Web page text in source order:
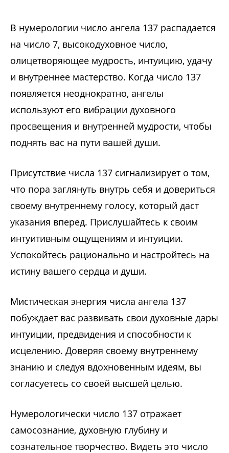
В нумерологии число ангела 137 распадается
на число 7, высокодуховное число,
олицетворяющее мудрость, интуицию, удачу
и внутреннее мастерство. Когда число 137
появляется неоднократно, ангелы
используют его вибрации духовного
просвещения и внутренней мудрости, чтобы
поднять вас на пути вашей души.
Присутствие числа 137 сигнализирует о том,
что пора заглянуть внутрь себя и довериться
своему внутреннему голосу, который даст
указания вперед. Прислушайтесь к своим
интуитивным ощущениям и интуиции.
Успокойтесь рационально и настройтесь на
истину вашего сердца и души.
Мистическая энергия числа ангела 137
побуждает вас развивать свои духовные дары
интуиции, предвидения и способности к
исцелению. Доверяя своему внутреннему
знанию и следуя вдохновенным идеям, вы
согласуетесь со своей высшей целью.
Нумерологически число 137 отражает
самосознание, духовную глубину и
сознательное творчество. Видеть это число